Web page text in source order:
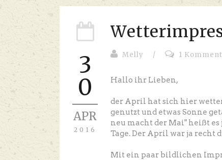
3
0
APR
2016
Melly / 1
Hallo ihr Lieben,
der April hat sich hier
genutzt und etwas Sonne
neu macht der Mai" heißt
Tage. Der April war ja recht
Mit ein paar bildlichen